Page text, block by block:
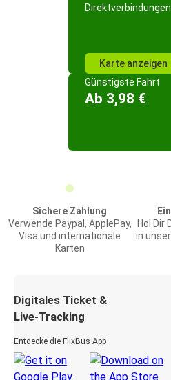
Direktverbindungen
Karte anzeigen
Günstigste Fahrt
Ab 3,98 €
Sichere Zahlung
Verwende Paypal, ApplePay,
Visa und internationale
Karten
Hol Dir
in
Digitales Ticket &
Live-Tracking
Entdecke die FlixBus App